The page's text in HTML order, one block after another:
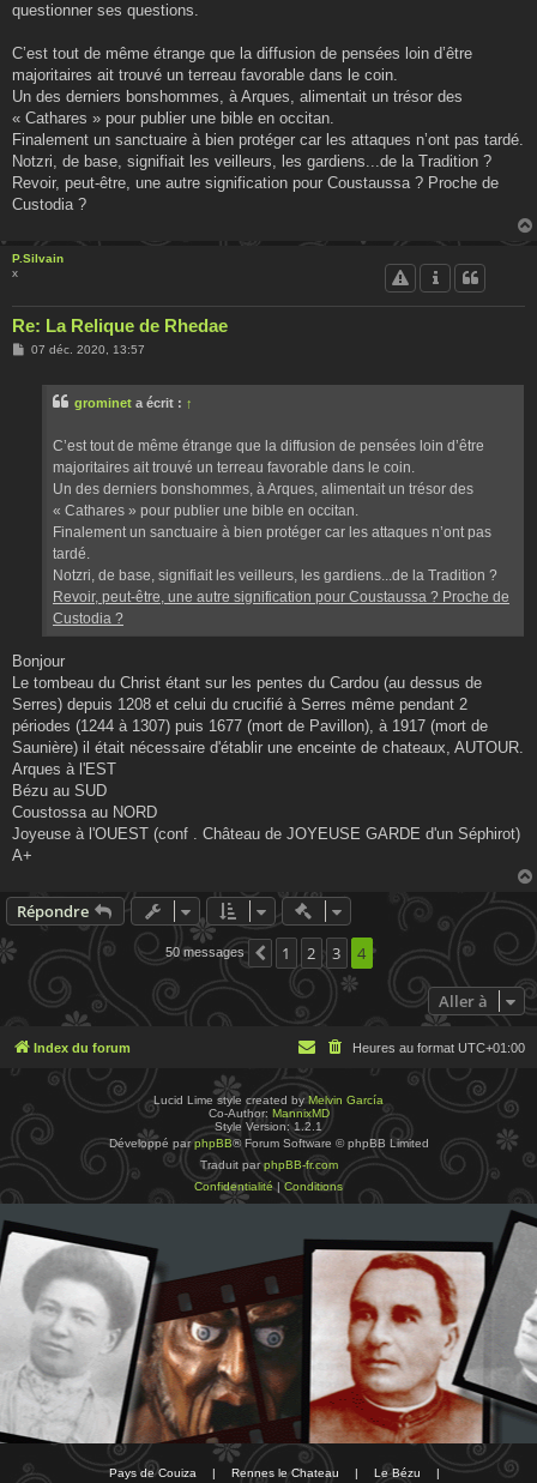
questionner ses questions.
C’est tout de même étrange que la diffusion de pensées loin d’être
majoritaires ait trouvé un terreau favorable dans le coin.
Un des derniers bonshommes, à Arques, alimentait un trésor des
« Cathares » pour publier une bible en occitan.
Finalement un sanctuaire à bien protéger car les attaques n’ont pas tardé.
Notzri, de base, signifiait les veilleurs, les gardiens...de la Tradition ?
Revoir, peut-être, une autre signification pour Coustaussa ? Proche de
Custodia ?
P.Silvain
x
Re: La Relique de Rhedae
M07 déc. 2020, 13:57
grominet a écrit : ↑
C’est tout de même étrange que la diffusion de pensées loin d’être
majoritaires ait trouvé un terreau favorable dans le coin.
Un des derniers bonshommes, à Arques, alimentait un trésor des
« Cathares » pour publier une bible en occitan.
Finalement un sanctuaire à bien protéger car les attaques n’ont pas
tardé.
Notzri, de base, signifiait les veilleurs, les gardiens...de la Tradition ?
Revoir, peut-être, une autre signification pour Coustaussa ? Proche de
Custodia ?
Bonjour
Le tombeau du Christ étant sur les pentes du Cardou (au dessus de
Serres) depuis 1208 et celui du crucifié à Serres même pendant 2
périodes (1244 à 1307) puis 1677 (mort de Pavillon), à 1917 (mort de
Saunière) il était nécessaire d'établir une enceinte de chateaux, AUTOUR.
Arques à l'EST
Bézu au SUD
Coustossa au NORD
Joyeuse à l'OUEST (conf . Château de JOYEUSE GARDE d'un Séphirot)
A+
Répondre Actions rapides de
50 messages Précédente
1 2 3 4
Aller à
Index du forum Heures au format UTC+01:00
Lucid Lime style created by Melvin García
Co-Author: MannixMD
Style Version: 1.2.1
Développé parphpBB® Forum Software © phpBB Limited
Traduit parphpBB-fr.com
Confidentialité| Conditions
Pays de Couiza Rennes le Chateau Le Bézu